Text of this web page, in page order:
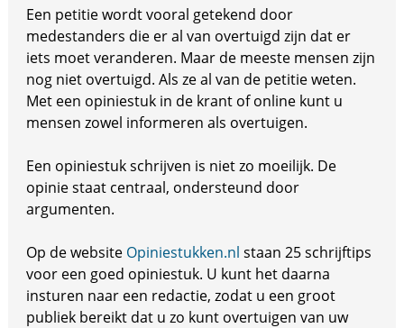
Een petitie wordt vooral getekend door
medestanders die er al van overtuigd zijn dat er
iets moet veranderen. Maar de meeste mensen zijn
nog niet overtuigd. Als ze al van de petitie weten.
Met een opiniestuk in de krant of online kunt u
mensen zowel informeren als overtuigen.
Een opiniestuk schrijven is niet zo moeilijk. De
opinie staat centraal, ondersteund door
argumenten.
Op de website Opiniestukken.nl staan 25 schrijftips
voor een goed opiniestuk. U kunt het daarna
insturen naar een redactie, zodat u een groot
publiek bereikt dat u zo kunt overtuigen van uw